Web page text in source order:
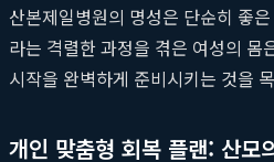
산본제일병원의 명성은 단순히 좋
라는 격렬한 과정을 겪은 여성의
시작을 완벽하게 준비시키는 것을
개인 맞춤형 회복 플랜: 산